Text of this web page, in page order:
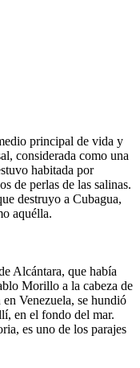
principal de vida y
considerada como una
habitada por
de perlas de las salinas.
destruyo a Cubagua,
aquélla.
Alcántara, que había
Morillo a la cabeza de
Venezuela, se hundió
en el fondo del mar.
es uno de los parajes